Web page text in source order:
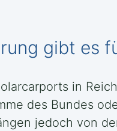
gibt es
in
des Bundes
jedoch von